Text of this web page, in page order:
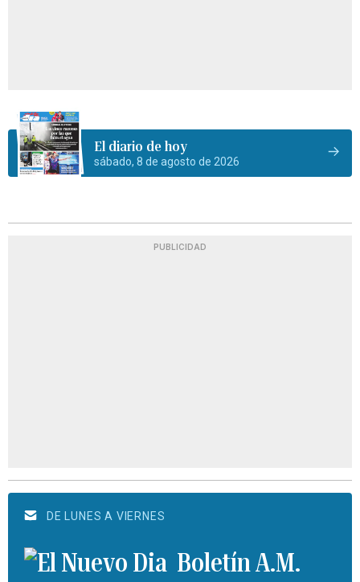
El diario de hoy
sábado, 8 de agosto de 2026
PUBLICIDAD
DE LUNES A VIERNES
Boletín A.M.